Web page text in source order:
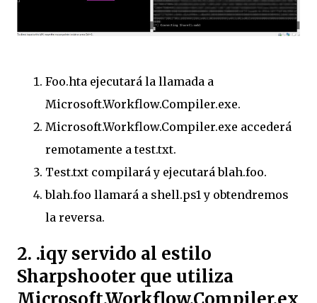
Foo.hta ejecutará la llamada a
Microsoft.Workflow.Compiler.exe.
Microsoft.Workflow.Compiler.exe accederá
remotamente a test.txt.
Test.txt compilará y ejecutará blah.foo.
blah.foo llamará a shell.ps1 y obtendremos
la reversa.
2. .iqy servido al estilo
Sharpshooter que utiliza